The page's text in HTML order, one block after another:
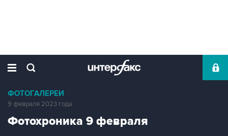
ФОТОГАЛЕРЕИ
9 февраля 2023 года
Фотохроника 9 февраля